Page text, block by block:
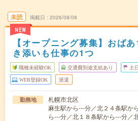
未読
NEW
掲載日 2026/08/08
【オープニング募集】おば
き添いも仕事の1つ
職種未経験OK 交通費別途支給あり 土
WEB登録OK 派遣
勤務地
札幌市北区
麻生駅から---分／北２４条駅か
ら---分／北１８条駅から---分／